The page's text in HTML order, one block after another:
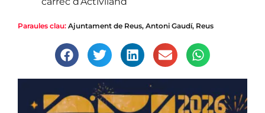
Paraules clau: Ajuntament de Reus, Antoni Gaudí, Reus